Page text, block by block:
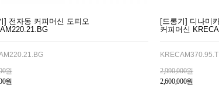
] 전자동 커피머신 도피오
원
원
[드롱기] 디나미
커피머신
KRECAM370.95.T
2,990,000원
2,600,000원